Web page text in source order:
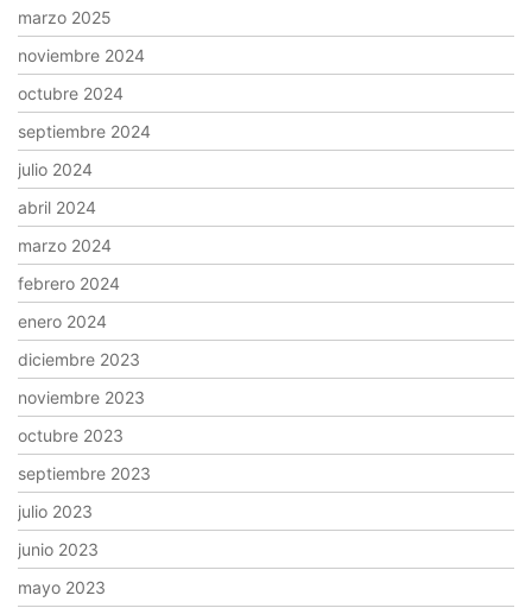
marzo 2025
noviembre 2024
octubre 2024
septiembre 2024
julio 2024
abril 2024
marzo 2024
febrero 2024
enero 2024
diciembre 2023
noviembre 2023
octubre 2023
septiembre 2023
julio 2023
junio 2023
mayo 2023